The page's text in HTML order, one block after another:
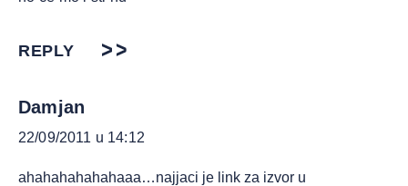
REPLY
Damjan
22/09/2011 u 14:12
ahahahahahahaaa…najjaci je link za izvor u